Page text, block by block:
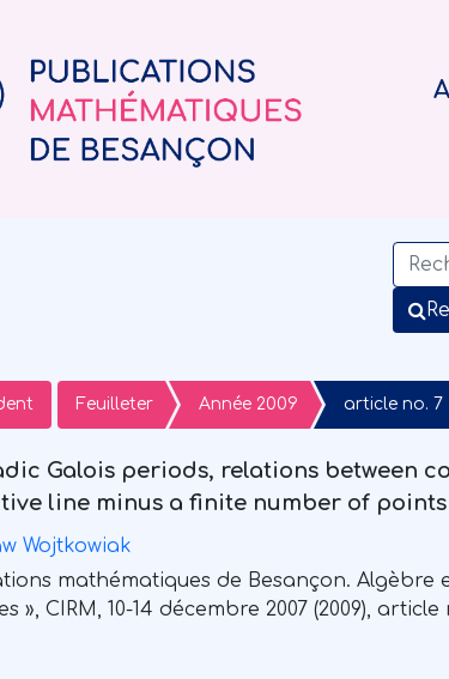
Feuilleter Année 2009 article no. 7
Galois periods, relations between
line minus a finite number of points
Wojtkowiak
mathématiques de Besançon.
», CIRM, 10-14 décembre 2007 (2009), article